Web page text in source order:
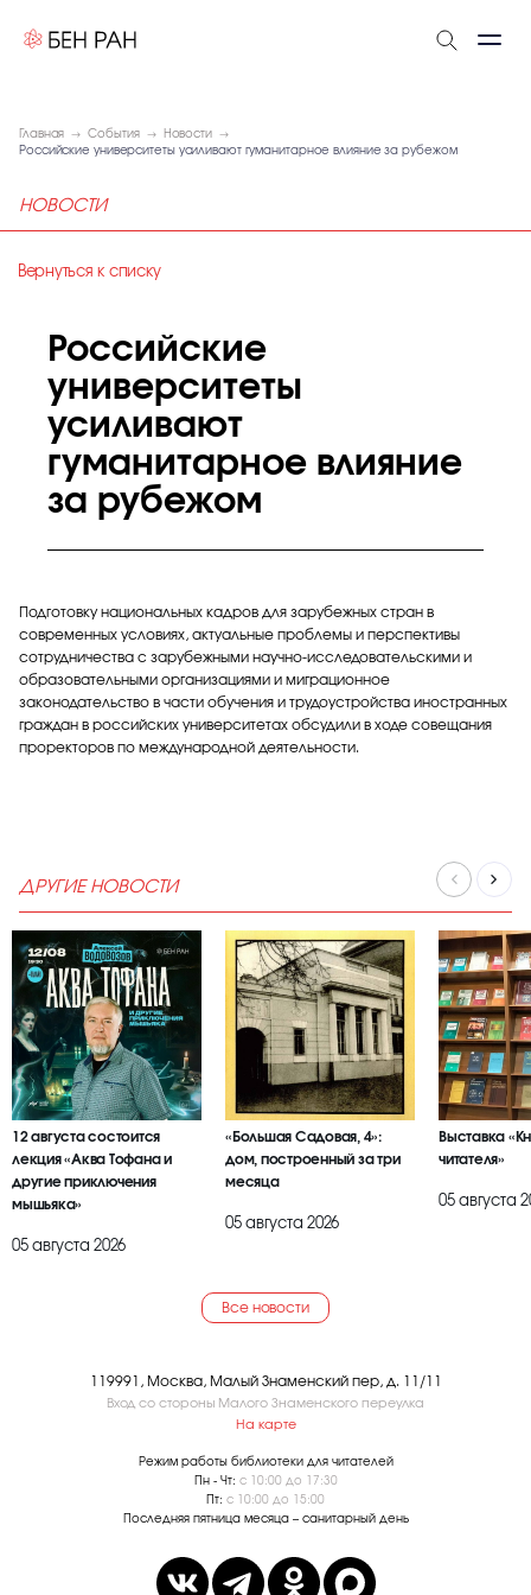
Главная События
Новости
Российские университеты усиливают гуманитарное влияние за рубежом
НОВОСТИ
Вернуться к списку
Российские
университеты
усиливают
гуманитарное влияние
за рубежом
Подготовку национальных кадров для зарубежных стран в
современных условиях, актуальные проблемы и перспективы
сотрудничества с зарубежными научно-исследовательскими и
образовательными организациями и миграционное
законодательство в части обучения и трудоустройства иностранных
граждан в российских университетах обсудили в ходе совещания
проректоров по международной деятельности.
ДРУГИЕ НОВОСТИ
12 августа состоится
лекция «Аква Тофана и
другие приключения
мышьяка»
05 августа 2026
«Большая Садовая, 4»:
дом, построенный за три
месяца
05 августа 2026
Выставка
читателя»
05 августа
Все новости
119991, Москва, Малый Знаменский пер, д. 11/11
Вход со стороны Малого Знаменского переулка
На карте
Режим работы библиотеки для читателей
Пн - Чт: с 10:00 до 17:30
Пт: с 10:00 до 15:00
Последняя пятница месяца – санитарный день